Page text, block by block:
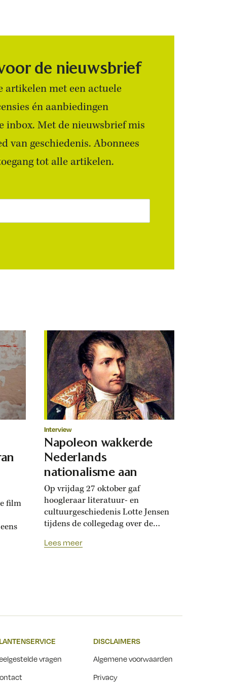
de nieuwsbrief
artikelen met een actuele
én aanbiedingen
inbox. Met de nieuwsbrief mis
van geschiedenis. Abonnees
tot alle artikelen.
film
Interview
Napoleon wakkerde
Nederlands
nationalisme aan
Op vrijdag 27 oktober gaf
hoogleraar literatuur- en
cultuurgeschiedenis Lotte Jensen
tijdens de collegedag over de
over de nalatenschap van
het terug op literatuur en stijlen
Lees meer
vragen
DISCLAIMERS
Algemene voorwaarden
Privacy